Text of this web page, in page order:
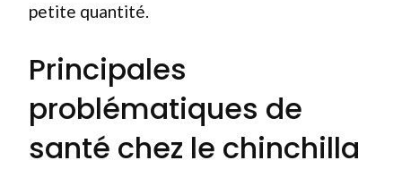
petite quantité.
Principales
problématiques de
santé chez le chinchilla